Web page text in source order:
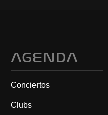
AGENDA
Conciertos
Clubs